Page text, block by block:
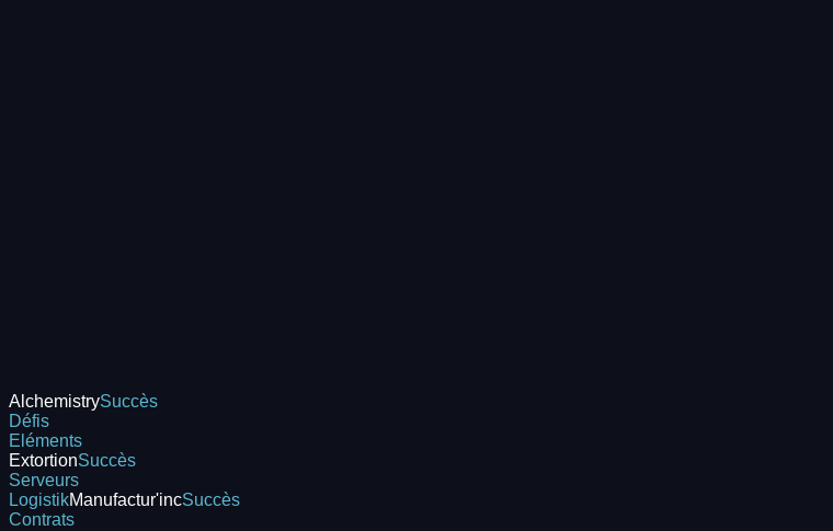
AlchemistrySuccès
Défis
Eléments
ExtortionSuccès
Serveurs
LogistikManufactur'incSuccès
Contrats